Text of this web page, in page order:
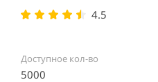
4.5
Доступное кол-во
5000